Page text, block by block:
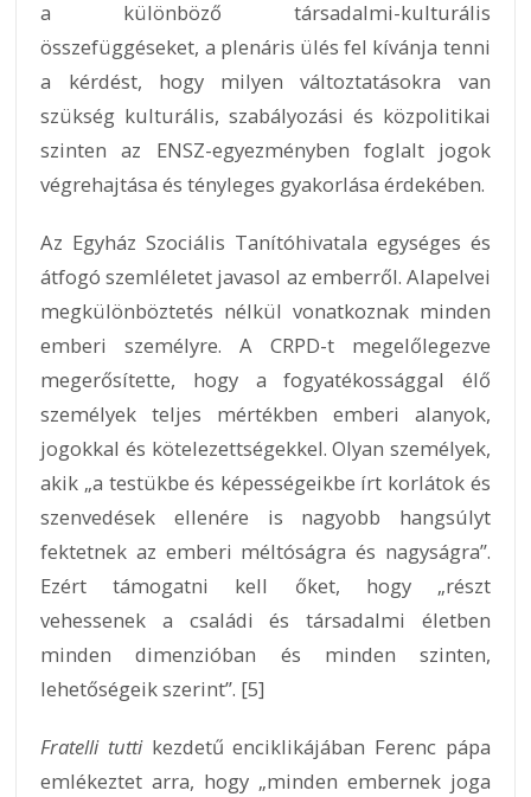
a különböző társadalmi-kulturális
összefüggéseket, a plenáris ülés fel kívánja tenni
a kérdést, hogy milyen változtatásokra van
szükség kulturális, szabályozási és közpolitikai
szinten az ENSZ-egyezményben foglalt jogok
végrehajtása és tényleges gyakorlása érdekében.
Az Egyház Szociális Tanítóhivatala egységes és
átfogó szemléletet javasol az emberről. Alapelvei
megkülönböztetés nélkül vonatkoznak minden
emberi személyre. A CRPD-t megelőlegezve
megerősítette, hogy a fogyatékossággal élő
személyek teljes mértékben emberi alanyok,
jogokkal és kötelezettségekkel. Olyan személyek,
akik „a testükbe és képességeikbe írt korlátok és
szenvedések ellenére is nagyobb hangsúlyt
fektetnek az emberi méltóságra és nagyságra”.
Ezért támogatni kell őket, hogy „részt
vehessenek a családi és társadalmi életben
minden dimenzióban és minden szinten,
lehetőségeik szerint”. [5]
Fratelli tuttikezdetű enciklikájában Ferenc pápa
emlékeztet arra, hogy „minden embernek joga